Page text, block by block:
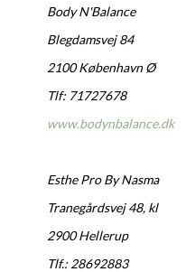
Body N'Balance
Blegdamsvej 84
2100 København Ø
Tlf: 71727678
www.bodynbalance.dk
Esthe Pro By Nasma
Tranegårdsvej 48, kl
2900 Hellerup
Tlf.: 28692883